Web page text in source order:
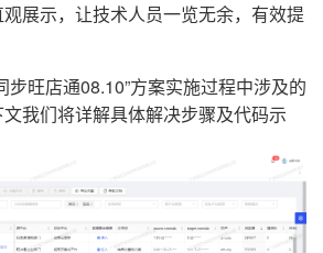
展示，让技术人员一览无余，有效提
步旺店通08.10”方案实施过程中涉及的
我们将详解具体解决步骤及代码示